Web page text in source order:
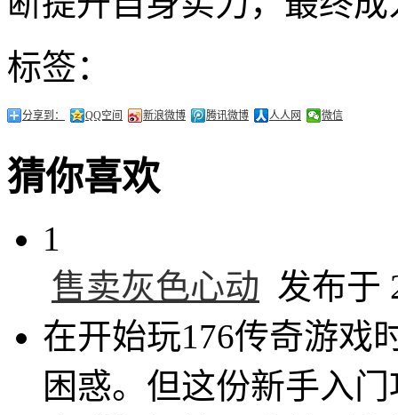
标签：
分享到： QQ空间 新浪微博 腾讯微博 人人网 微信
猜你喜欢
1
售卖灰色心动 发布于
在开始玩176传奇游戏
困惑。但这份新手入